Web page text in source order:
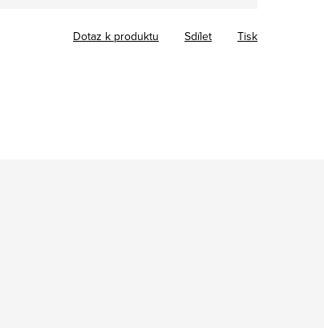
Tisk
Dotaz k produktu Sdílet